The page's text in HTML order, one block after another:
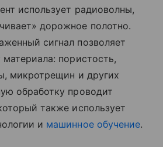
использует радиоволны,
дорожное полотно.
сигнал позволяет
пористость,
микротрещин и других
обработку проводит
также использует
и машинное обучение.